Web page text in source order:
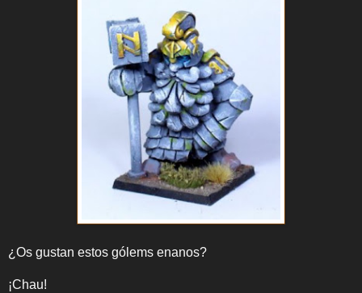
¿Os gustan estos gólems enanos?
¡Chau!